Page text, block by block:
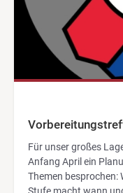
Für unser großes
Anfang April ein
Themen besprochen: